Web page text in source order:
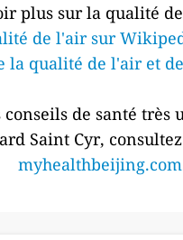
plus sur la qualité
de l'air sur
la qualité de l'air et
conseils de santé très
Saint Cyr,
myhealthbeijing.com